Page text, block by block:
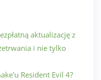
aktualizację z
i nie tylko
Resident Evil 4?